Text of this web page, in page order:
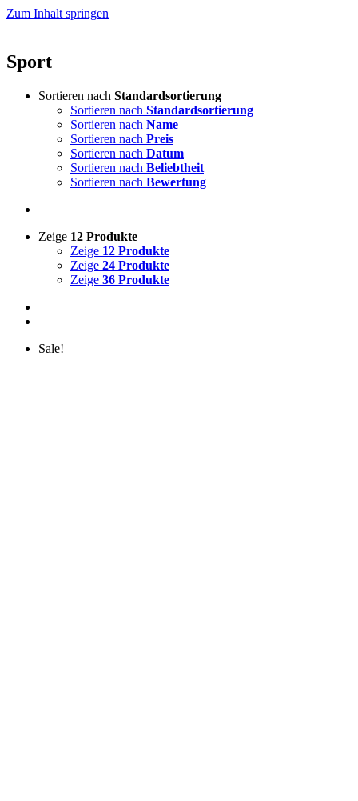
Zum Inhalt springen
Sport
Sortieren nach Standardsortierung
Sortieren nach Standardsortierung
Sortieren nach Name
Sortieren nach Preis
Sortieren nach Datum
Sortieren nach Beliebtheit
Sortieren nach Bewertung
Zeige 12 Produkte
Zeige 12 Produkte
Zeige 24 Produkte
Zeige 36 Produkte
Sale!